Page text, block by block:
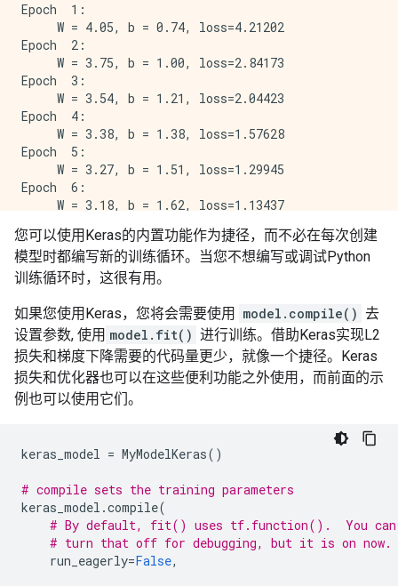
Epoch  1:
     W = 4.05, b = 0.74, loss=4.21202
Epoch  2:
     W = 3.75, b = 1.00, loss=2.84173
Epoch  3:
     W = 3.54, b = 1.21, loss=2.04423
Epoch  4:
     W = 3.38, b = 1.38, loss=1.57628
Epoch  5:
     W = 3.27, b = 1.51, loss=1.29945
Epoch  6:
     W = 3.18, b = 1.62, loss=1.13437
     W = 3.12, b = 1.71, loss=1.03518
Epoch  8:
     W = 3.08, b = 1.78, loss=0.97515
您可以使用Keras的内置功能作为捷径，而不必在每次创建
模型时都编写新的训练循环。当您不想编写或调试Python
训练循环时，这很有用。
如果您使用Keras，您将会需要使用 model.compile() 去
设置参数, 使用 model.fit() 进行训练。借助Keras实现L2
损失和梯度下降需要的代码量更少，就像一个捷径。Keras
损失和优化器也可以在这些便利功能之外使用，而前面的示
例也可以使用它们。
keras_model = MyModelKeras()
# compile sets the training parameters
keras_model .compile(
# By default, fit() uses tf.function().  You can
# turn that off for debugging, but it is on now.
run_eagerly=False,